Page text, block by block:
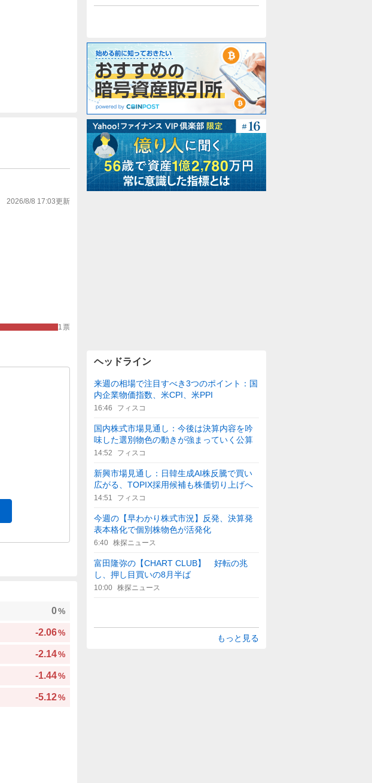
2026/8/8 17:03更新
1 票
0%
-2.06%
-2.14%
-1.44%
-5.12%
ヘッドライン
来週の相場で注目すべき3つのポイント：国
内企業物価指数、米CPI、米PPI
16:46 フィスコ
国内株式市場見通し：今後は決算内容を吟
味した選別物色の動きが強まっていく公算
14:52 フィスコ
新興市場見通し：日韓生成AI株反騰で買い
広がる、TOPIX採用候補も株価切り上げへ
14:51 フィスコ
今週の【早わかり株式市況】反発、決算発
表本格化で個別株物色が活発化
6:40 株探ニュース
富田隆弥の【CHART CLUB】 好転の兆
し、押し目買いの8月半ば
10:00 株探ニュース
もっと見る